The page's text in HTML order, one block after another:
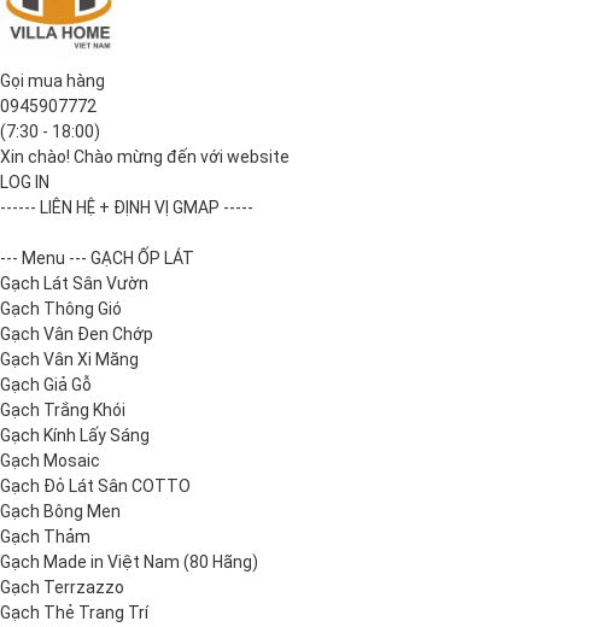
Gọi mua hàng
0945907772
(7:30 - 18:00)
Xin chào! Chào mừng đến với website
LOG IN
------ LIÊN HỆ + ĐỊNH VỊ GMAP -----
--- Menu --- GẠCH ỐP LÁT
Gạch Lát Sân Vườn
Gạch Thông Gió
Gạch Vân Đen Chớp
Gạch Vân Xi Măng
Gạch Giả Gỗ
Gạch Trắng Khói
Gạch Kính Lấy Sáng
Gạch Mosaic
Gạch Đỏ Lát Sân COTTO
Gạch Bông Men
Gạch Thảm
Gạch Made in Việt Nam (80 Hãng)
Gạch Terrzazzo
Gạch Thẻ Trang Trí